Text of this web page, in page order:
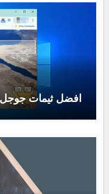
افضل ثيمات جوجل